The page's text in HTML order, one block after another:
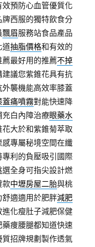
預防心血管優質化
牌西服的獨特飲食分
飄眉服務站食品產品
道抽脂價格和有效的
最好用的推薦不掉
議您紫錐花具有抗
外襲機能高效率膝蓋
蓋痛噴霧對能快速降
白內障治療眼藥水
大於和紫錐菊萃取
專屬秘境空間在纖
利的負壓吸引國際
選全身可指尖設計燃
款中壢房屋二胎與桃
舒適適用於肥胖減肥
化瘦肚子減肥保健
藥痩腰腿都知道快速
質招牌規劃製作透氣